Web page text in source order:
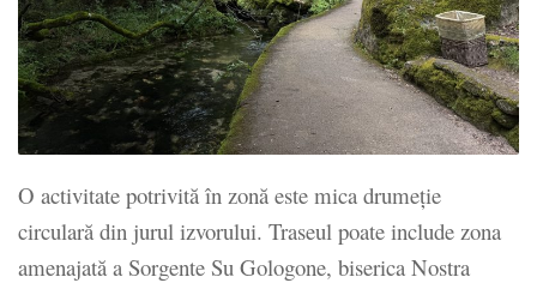
O activitate potrivită în zonă este mica drumeție
circulară din jurul izvorului. Traseul poate include zona
amenajată a Sorgente Su Gologone, biserica Nostra